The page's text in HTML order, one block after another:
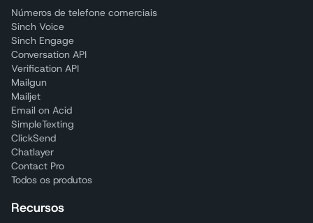
Números de telefone comerciais
Sinch Voice
Sinch Engage
Conversation API
Verification API
Mailgun
Mailjet
Email on Acid
SimpleTexting
ClickSend
Chatlayer
Contact Pro
Todos os produtos
Recursos